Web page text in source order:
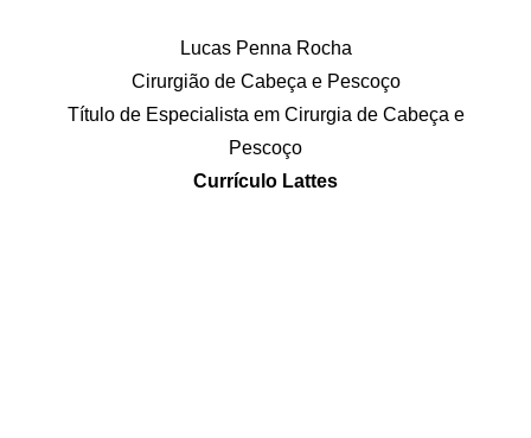
Lucas Penna Rocha
Cirurgião de Cabeça e Pescoço
Título de Especialista em Cirurgia de Cabeça e
Pescoço
Currículo Lattes